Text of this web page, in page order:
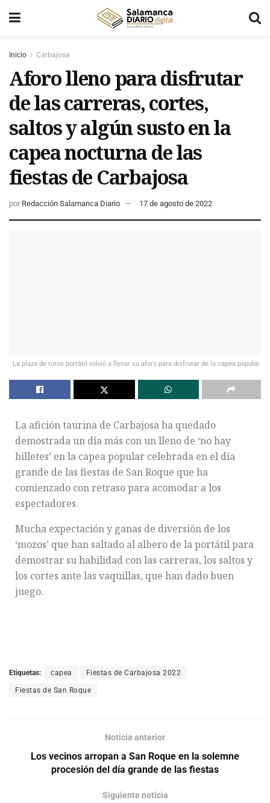
Inicio Carbajosa
Aforo lleno para disfrutar
de las carreras, cortes,
saltos y algún susto en la
capea nocturna de las
fiestas de Carbajosa
por Redacción Salamanca Diario 17 de agosto de 2022
La plaza de toros portátil volvió a llenar su aforo para disfrutar de la capea popular.
La afición taurina de Carbajosa ha quedado
demostrada un día más con un lleno de ‘no hay
billetes’ en la capea popular celebrada en el día
grande de las fiestas de San Roque que ha
comienzado con retraso para acomodar a los
espectadores.
Mucha expectación y ganas de diversión de los
‘mozos’ que han saltado al albero de la portátil para
demostrar su habilidad con las carreras, los saltos y
los cortes ante las vaquillas, que han dado buen
juego.
Etiquetas: capea Fiestas de Carbajosa 2022
Fiestas de San Roque
Noticia anterior
Los vecinos arropan a San Roque en la solemne
procesión del día grande de las fiestas
Siguiente noticia